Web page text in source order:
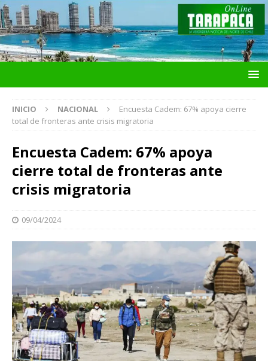
INICIO NACIONAL
Encuesta Cadem: 67% apoya cierre
total de fronteras ante crisis migratoria
Encuesta Cadem: 67% apoya
cierre total de fronteras ante
crisis migratoria
09/04/2024